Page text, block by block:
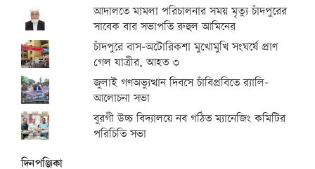
আদালতে মামলা পরিচালনার সময় মৃত্যু চাঁদপুরের
সাবেক বার সভাপতি রুহুল আমিনের
চাঁদপুরে বাস-অটোরিকশা মুখোমুখি সংঘর্ষে প্রাণ
গেল যাত্রীর, আহত ৩
জুলাই গণঅভ্যুত্থান দিবসে চাঁবিপ্রবিতে র‍্যালি-
আলোচনা সভা
বুরগী উচ্চ বিদ্যালয়ে নব গঠিত ম্যানেজিং কমিটির
পরিচিতি সভা
দিনপঞ্জিকা